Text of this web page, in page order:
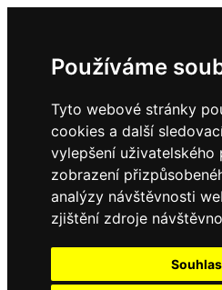
Používáme
Tyto webové stránky
cookies a další
vylepšení uživatelského
zobrazení
analýzy návštěvnosti
zjištění zdroje